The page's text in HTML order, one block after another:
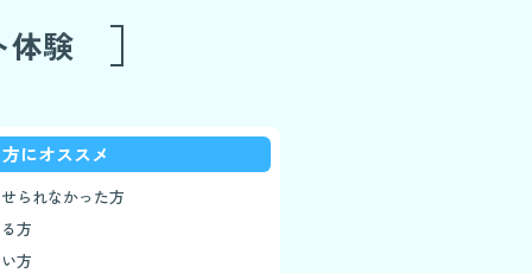
体験
にオススメ
られなかった方
方
方